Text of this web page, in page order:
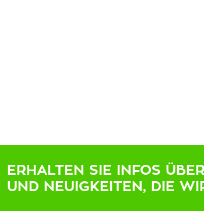
ERHALTEN SIE INFOS
UND NEUIGKEITEN, DIE